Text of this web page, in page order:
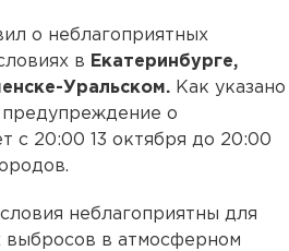
о неблагоприятных
в Екатеринбурге,
Уральском. Как указано
предупреждение о
с 20:00 13 октября до 20:00
неблагоприятны для
выбросов в атмосферном